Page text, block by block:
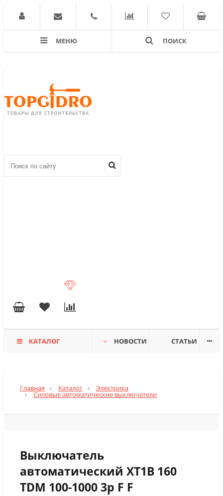
МЕНЮ ПОИСК
КАТАЛОГ НОВОСТИ СТАТЬИ
Главная Каталог Электрика
Силовые автоматические выключатели
Выключатель
автоматический XT1B 160
TDM 100-1000 3p F F